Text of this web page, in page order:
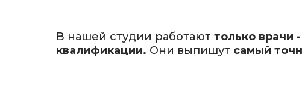
В нашей студии работают только врачи
квалификации. Они выпишут самый